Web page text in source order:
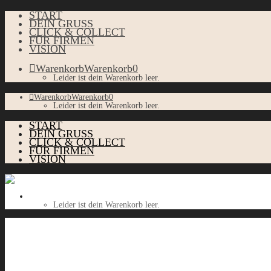
START
DEIN GRUSS
CLICK & COLLECT
FÜR FIRMEN
VISION
WarenkorbWarenkorb0
Leider ist dein Warenkorb leer.
WarenkorbWarenkorb0
Leider ist dein Warenkorb leer.
START
DEIN GRUSS
CLICK & COLLECT
FÜR FIRMEN
VISION
Leider ist dein Warenkorb leer.